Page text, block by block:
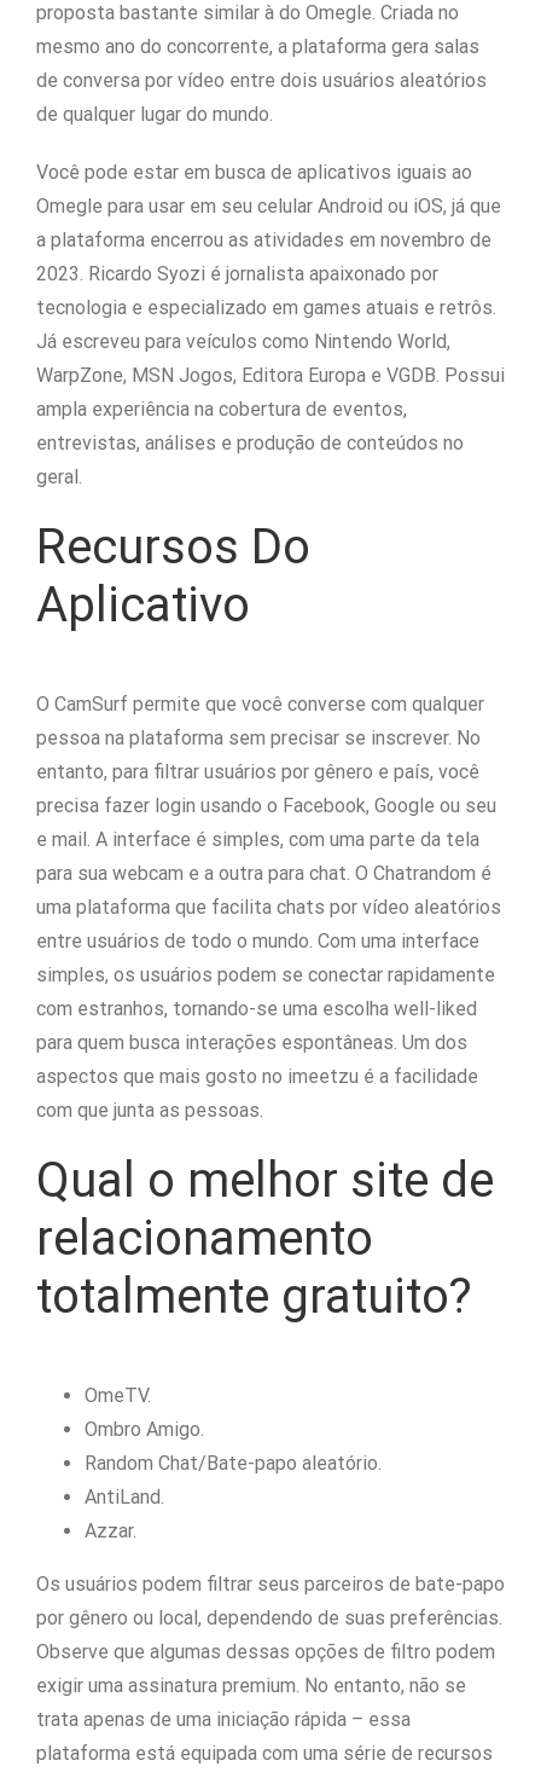
proposta bastante similar à do Omegle. Criada no
mesmo ano do concorrente, a plataforma gera salas
de conversa por vídeo entre dois usuários aleatórios
de qualquer lugar do mundo.
Você pode estar em busca de aplicativos iguais ao
Omegle para usar em seu celular Android ou iOS, já que
a plataforma encerrou as atividades em novembro de
2023. Ricardo Syozi é jornalista apaixonado por
tecnologia e especializado em games atuais e retrôs.
Já escreveu para veículos como Nintendo World,
WarpZone, MSN Jogos, Editora Europa e VGDB. Possui
ampla experiência na cobertura de eventos,
entrevistas, análises e produção de conteúdos no
geral.
Recursos Do
Aplicativo
O CamSurf permite que você converse com qualquer
pessoa na plataforma sem precisar se inscrever. No
entanto, para filtrar usuários por gênero e país, você
precisa fazer login usando o Facebook, Google ou seu
e mail. A interface é simples, com uma parte da tela
para sua webcam e a outra para chat. O Chatrandom é
uma plataforma que facilita chats por vídeo aleatórios
entre usuários de todo o mundo. Com uma interface
simples, os usuários podem se conectar rapidamente
com estranhos, tornando-se uma escolha well-liked
para quem busca interações espontâneas. Um dos
aspectos que mais gosto no imeetzu é a facilidade
com que junta as pessoas.
Qual o melhor site de
relacionamento
totalmente gratuito?
OmeTV.
Ombro Amigo.
Random Chat/Bate-papo aleatório.
AntiLand.
Azzar.
Os usuários podem filtrar seus parceiros de bate-papo
por gênero ou local, dependendo de suas preferências.
Observe que algumas dessas opções de filtro podem
exigir uma assinatura premium. No entanto, não se
trata apenas de uma iniciação rápida – essa
plataforma está equipada com uma série de recursos